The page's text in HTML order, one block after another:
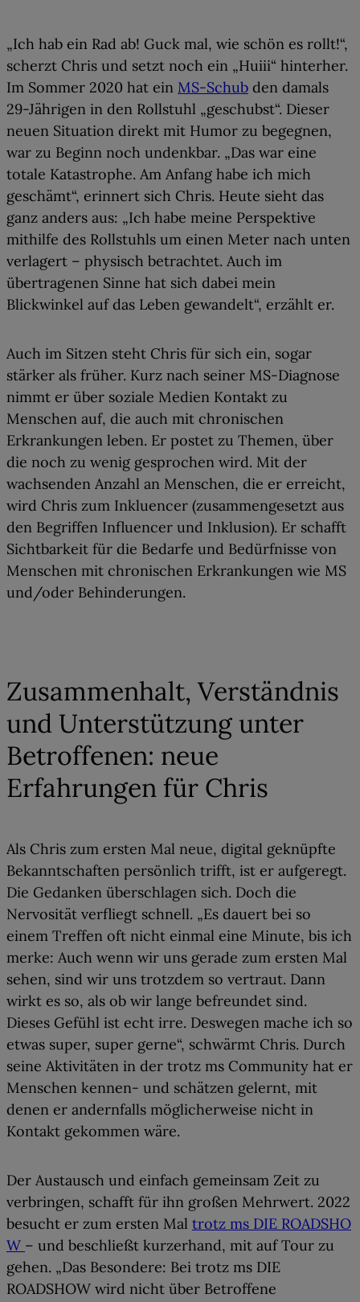
„Ich hab ein Rad ab! Guck mal, wie schön es rollt!“,
scherzt Chris und setzt noch ein „Huiii“ hinterher.
Im Sommer 2020 hat ein MS-Schub den damals
29-Jährigen in den Rollstuhl „geschubst“. Dieser
neuen Situation direkt mit Humor zu begegnen,
war zu Beginn noch undenkbar. „Das war eine
totale Katastrophe. Am Anfang habe ich mich
geschämt“, erinnert sich Chris. Heute sieht das
ganz anders aus: „Ich habe meine Perspektive
mithilfe des Rollstuhls um einen Meter nach unten
verlagert – physisch betrachtet. Auch im
übertragenen Sinne hat sich dabei mein
Blickwinkel auf das Leben gewandelt“, erzählt er.
Auch im Sitzen steht Chris für sich ein, sogar
stärker als früher. Kurz nach seiner MS-Diagnose
nimmt er über soziale Medien Kontakt zu
Menschen auf, die auch mit chronischen
Erkrankungen leben. Er postet zu Themen, über
die noch zu wenig gesprochen wird. Mit der
wachsenden Anzahl an Menschen, die er erreicht,
wird Chris zum Inkluencer (zusammengesetzt aus
den Begriffen Influencer und Inklusion). Er schafft
Sichtbarkeit für die Bedarfe und Bedürfnisse von
Menschen mit chronischen Erkrankungen wie MS
und/oder Behinderungen.
Zusammenhalt, Verständnis
und Unterstützung unter
Betroffenen: neue
Erfahrungen für Chris
Als Chris zum ersten Mal neue, digital geknüpfte
Bekanntschaften persönlich trifft, ist er aufgeregt.
Die Gedanken überschlagen sich. Doch die
Nervosität verfliegt schnell. „Es dauert bei so
einem Treffen oft nicht einmal eine Minute, bis ich
merke: Auch wenn wir uns gerade zum ersten Mal
sehen, sind wir uns trotzdem so vertraut. Dann
wirkt es so, als ob wir lange befreundet sind.
Dieses Gefühl ist echt irre. Deswegen mache ich so
etwas super, super gerne“, schwärmt Chris. Durch
seine Aktivitäten in der trotz ms Community hat er
Menschen kennen- und schätzen gelernt, mit
denen er andernfalls möglicherweise nicht in
Kontakt gekommen wäre.
Der Austausch und einfach gemeinsam Zeit zu
verbringen, schafft für ihn großen Mehrwert. 2022
besucht er zum ersten Mal trotz ms DIE ROADSHO
W – und beschließt kurzerhand, mit auf Tour zu
gehen. „Das Besondere: Bei trotz ms DIE
ROADSHOW wird nicht über Betroffene